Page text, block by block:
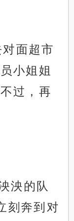
面超市
小姐姐
过，再
泱的队
刻奔到对